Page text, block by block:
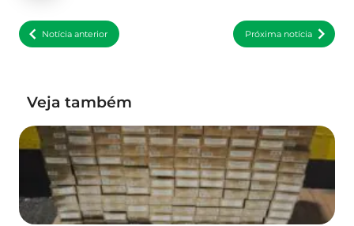
Notícia anterior Próxima notícia
Veja também